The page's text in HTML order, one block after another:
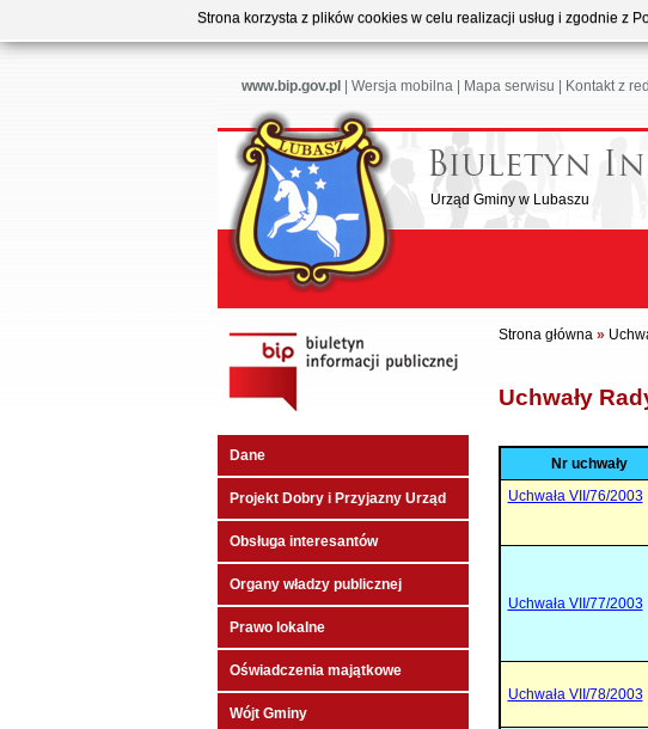
Strona korzysta z plików cookies w celu realizacji usług i zgodnie z
www.bip.gov.pl Wersja mobilna| Mapa serwisu Kontakt z
Urząd Gminy w Lubaszu
Dane
Projekt Dobry i Przyjazny Urząd
Obsługa interesantów
Organy władzy publicznej
Prawo lokalne
Oświadczenia majątkowe
Wójt Gminy
Strona główna »
Uchwały
Nr uchwały
Uchwała VII/76/2003
Uchwała VII/77/2003
Uchwała VII/78/2003